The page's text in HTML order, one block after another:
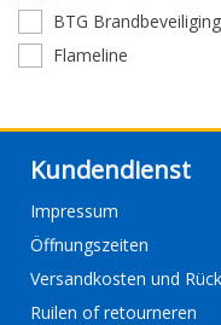
BTG Brandbeveiliging
Flameline
Kundendienst
Impressum
Öffnungszeiten
Versandkosten und
Ruilen of retourneren